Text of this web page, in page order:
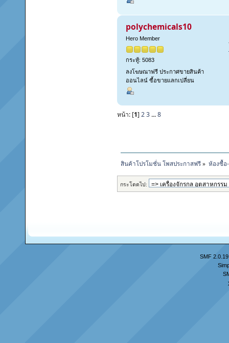
polychemicals10
Hero Member
กระทู้: 5083
ลงโฆษณาฟรี ประกาศขายสินค้า
ออนไลน์ ซื้อขายแลกเปลี่ยน
หน้า: [1] 23...8
สินค้าโปรโมชั่น โพสประกาสฟรี» ห้องซื้อ
กระโดดไป:
SMF 2.0.19